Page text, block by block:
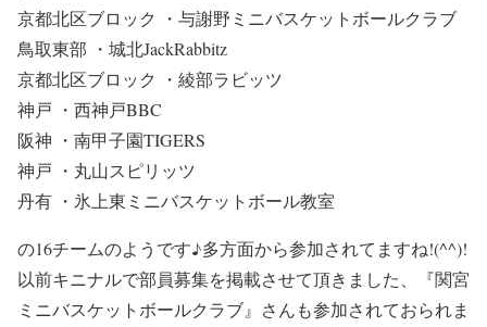
京都北区ブロック ・与謝野ミニバスケットボールクラブ
鳥取東部 ・城北JackRabbitz
京都北区ブロック ・綾部ラビッツ
神戸 ・西神戸BBC
阪神 ・南甲子園TIGERS
神戸 ・丸山スピリッツ
丹有 ・氷上東ミニバスケットボール教室
の16チームのようです♪多方面から参加されてますね!(^^)!
以前キニナルで部員募集を掲載させて頂きました、『関宮
ミニバスケットボールクラブ』さんも参加されておられま